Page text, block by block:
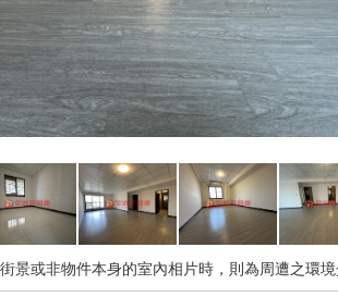
景或非物件本身的室內相片時，則為周遭之環